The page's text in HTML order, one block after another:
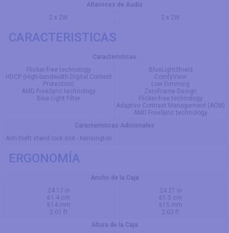
Altavoces de Audio
2 x 2W
2 x 2W
CARACTERISTICAS
Caracteristicas
Flicker-free technology
HDCP (High-bandwidth Digital Content
Protection)
AMD FreeSync technology
Blue Light Filter
BlueLightShield
ComfyView
Low Dimming
ZeroFrame Design
Flicker-free technology
Adaptive Contrast Management (ACM)
AMD FreeSync technology
Características Adicionales
Anti-theft stand lock slot - Kensington
ERGONOMÍA
Ancho de la Caja
24.17 in
61.4 cm
614 mm
2.01 ft
24.21 in
61.5 cm
615 mm
2.02 ft
Altura de la Caja